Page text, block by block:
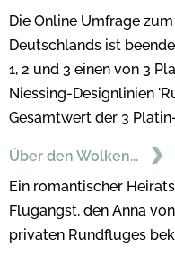
Die Online Umfrage
Deutschlands ist
1, 2 und 3 einen von 3
Niessing-Designlinien
Gesamtwert der 3
Über den Wolken...
Ein romantischer
Flugangst, den Anna
privaten Rundfluges